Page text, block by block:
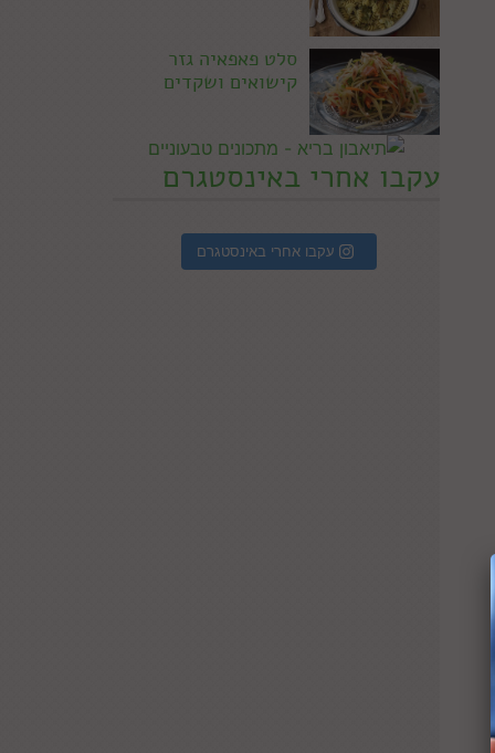
סלט פאפאיה גזר
קישואים ושקדים
עקבו אחרי באינסטגרם
עקבו אחרי באינסטגרם